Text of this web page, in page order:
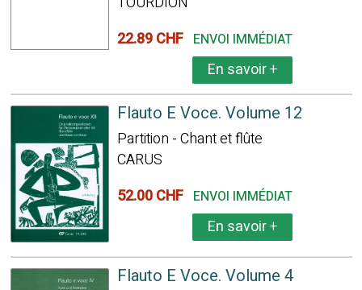
22.89 CHF ENVOI IMMÉDIAT
En savoir+
Flauto E Voce. Volume 12
Partition - Chant et flûte
CARUS
52.00 CHF ENVOI IMMÉDIAT
En savoir+
Flauto E Voce. Volume 4